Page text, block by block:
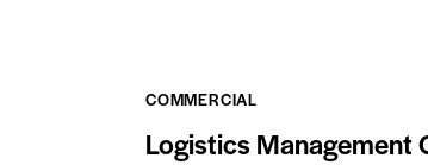
COMMERCIAL
Logistics Management